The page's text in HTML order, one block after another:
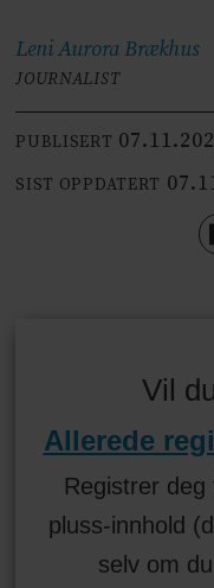
Leni AuroraBrækhus
JOURNALIST
PUBLISERT
SIST OPPDATERT
Vil
Allerede
Registrer
pluss-innhold
selv om